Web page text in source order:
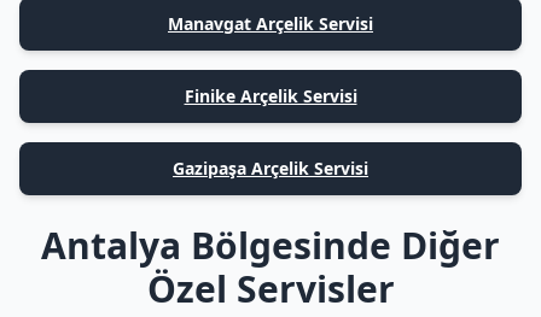
Manavgat Arçelik Servisi
Finike Arçelik Servisi
Gazipaşa Arçelik Servisi
Antalya Bölgesinde Diğer
Özel Servisler